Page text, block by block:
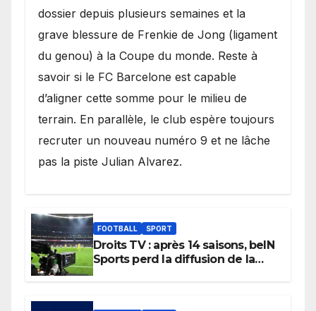
dossier depuis plusieurs semaines et la
grave blessure de Frenkie de Jong (ligament
du genou) à la Coupe du monde. Reste à
savoir si le FC Barcelone est capable
d’aligner cette somme pour le milieu de
terrain. En parallèle, le club espère toujours
recruter un nouveau numéro 9 et ne lâche
pas la piste Julian Alvarez.
FOOTBALL SPORT
Droits TV : après 14 saisons, beIN
Sports perd la diffusion de la